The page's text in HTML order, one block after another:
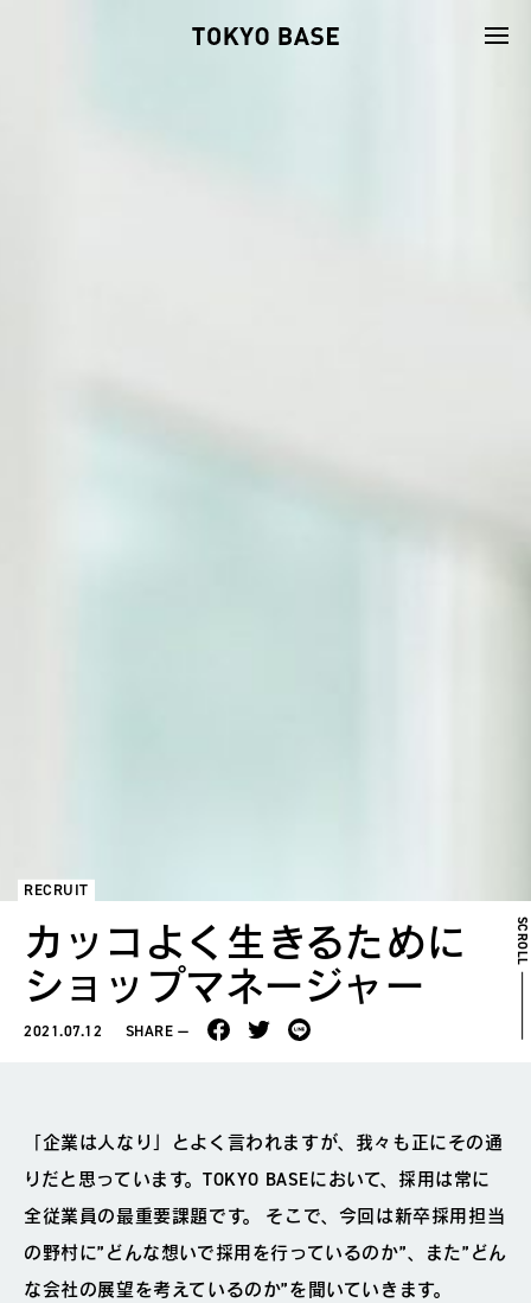
RECRUIT
カッコよく生きるために
ショップマネージャー
2021.07.12 SHARE
SCROLL
「企業は人なり」とよく言われますが、我々も正にその通
りだと思っています。TOKYO BASEにおいて、採用は常に
全従業員の最重要課題です。 そこで、今回は新卒採用担当
の野村に”どんな想いで採用を行っているのか”、また”どん
な会社の展望を考えているのか”を聞いていきます。